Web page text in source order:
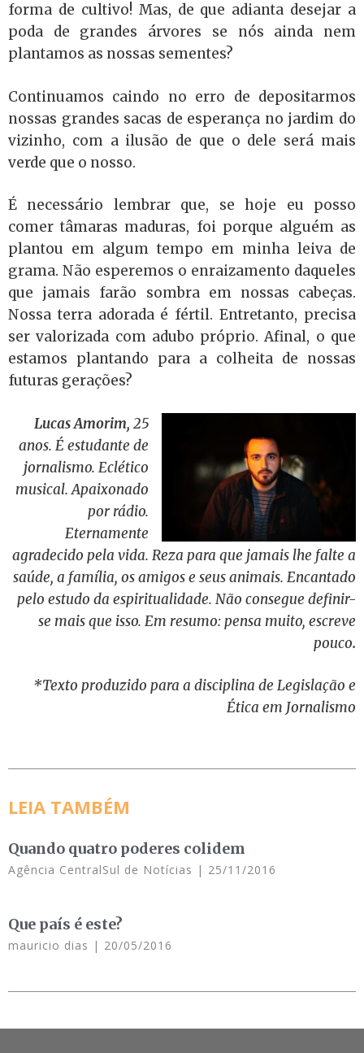
forma de cultivo! Mas, de que adianta desejar a
poda de grandes árvores se nós ainda nem
plantamos as nossas sementes?
Continuamos caindo no erro de depositarmos
nossas grandes sacas de esperança no jardim do
vizinho, com a ilusão de que o dele será mais
verde que o nosso.
É necessário lembrar que, se hoje eu posso
comer tâmaras maduras, foi porque alguém as
plantou em algum tempo em minha leiva de
grama. Não esperemos o enraizamento daqueles
que jamais farão sombra em nossas cabeças.
Nossa terra adorada é fértil. Entretanto, precisa
ser valorizada com adubo próprio. Afinal, o que
estamos plantando para a colheita de nossas
futuras gerações?
Lucas Amorim, 25
anos. É estudante de
jornalismo. Eclético
musical. Apaixonado
por rádio.
Eternamente
agradecido pela vida. Reza para que jamais lhe falte a
saúde, a família, os amigos e seus animais. Encantado
pelo estudo da espiritualidade. Não consegue definir-
se mais que isso. Em resumo: pensa muito, escreve
pouco.
*Texto produzido para a disciplina de Legislação e
Ética em Jornalismo
LEIA TAMBÉM
Quando quatro poderes colidem
Agência CentralSul de Notícias 25/11/2016
Que país é este?
mauricio dias 20/05/2016